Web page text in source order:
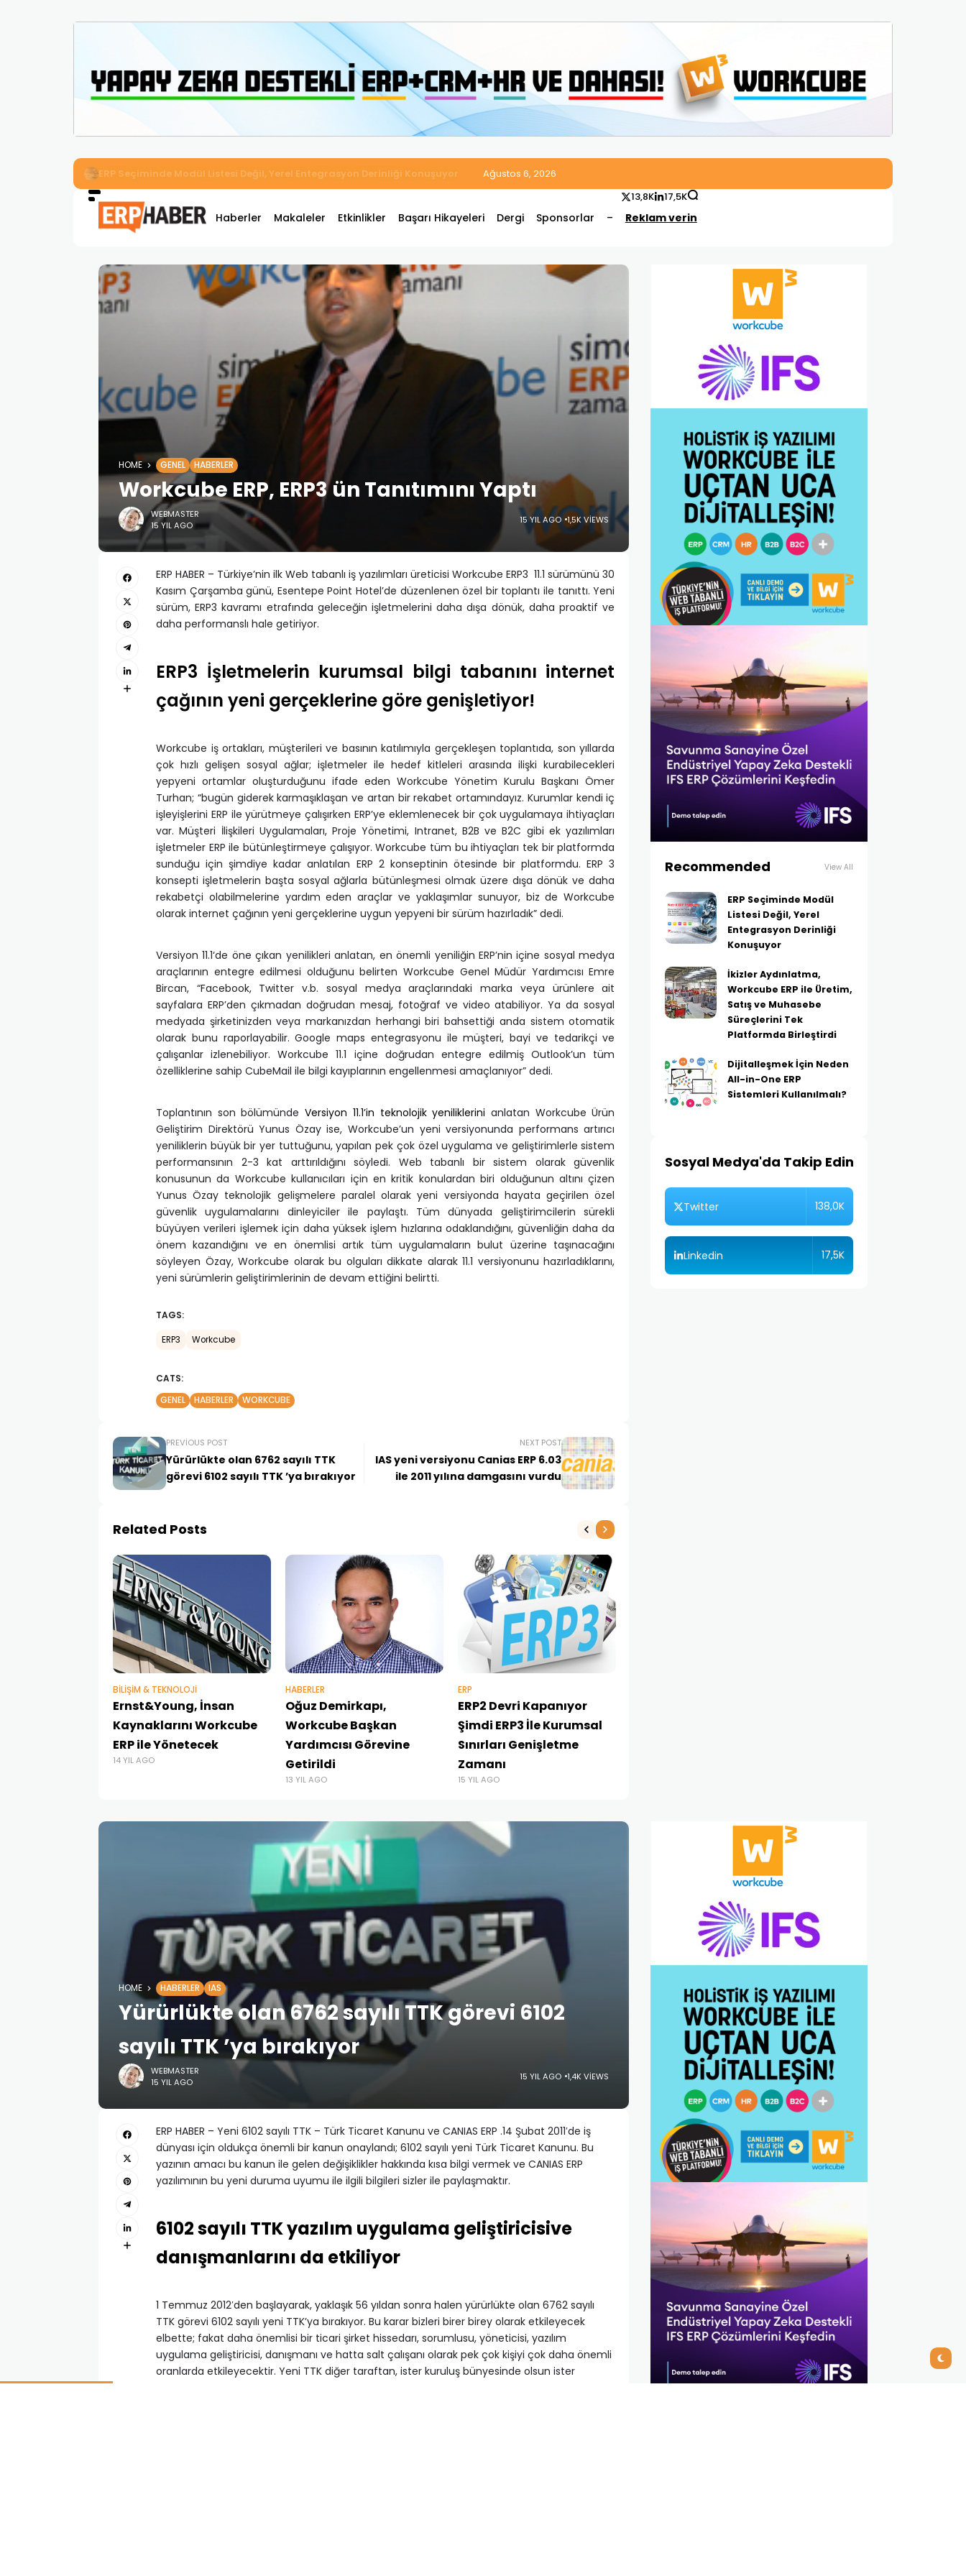
İkizler Aydınlatma, Workcube ERP ile Üretim, Satış ve Muhasebe Süreçlerini Tek Platformda Birleştirdi
Ağustos 6, 2026
Haberler Makaleler Etkinlikler Başarı Hikayeleri Dergi Sponsorlar – Reklam verin
13,8K 17,5K
HOME GENEL HABERLER
Workcube ERP, ERP3 ün Tanıtımını Yaptı
WEBMASTER
15 YIL AGO
15 YIL AGO 1,5K VIEWS
ERP HABER – Türkiye’nin ilk Web tabanlı iş yazılımları üreticisi Workcube ERP3 11.1 sürümünü 30
Kasım Çarşamba günü, Esentepe Point Hotel’de düzenlenen özel bir toplantı ile tanıttı. Yeni
sürüm, ERP3 kavramı etrafında geleceğin işletmelerini daha dışa dönük, daha proaktif ve
daha performanslı hale getiriyor.
ERP3 İşletmelerin kurumsal bilgi tabanını internet
çağının yeni gerçeklerine göre genişletiyor!
Workcube iş ortakları, müşterileri ve basının katılımıyla gerçekleşen toplantıda, son yıllarda
çok hızlı gelişen sosyal ağlar; işletmeler ile hedef kitleleri arasında ilişki kurabilecekleri
yepyeni ortamlar oluşturduğunu ifade eden Workcube Yönetim Kurulu Başkanı Ömer
Turhan; “bugün giderek karmaşıklaşan ve artan bir rekabet ortamındayız. Kurumlar kendi iç
işleyişlerini ERP ile yürütmeye çalışırken ERP’ye eklemlenecek bir çok uygulamaya ihtiyaçları
var. Müşteri İlişkileri Uygulamaları, Proje Yönetimi, Intranet, B2B ve B2C gibi ek yazılımları
işletmeler ERP ile bütünleştirmeye çalışıyor. Workcube tüm bu ihtiyaçları tek bir platformda
sunduğu için şimdiye kadar anlatılan ERP 2 konseptinin ötesinde bir platformdu. ERP 3
konsepti işletmelerin başta sosyal ağlarla bütünleşmesi olmak üzere dışa dönük ve daha
rekabetçi olabilmelerine yardım eden araçlar ve yaklaşımlar sunuyor, biz de Workcube
olarak internet çağının yeni gerçeklerine uygun yepyeni bir sürüm hazırladık” dedi.
Versiyon 11.1‘de öne çıkan yenilikleri anlatan, en önemli yeniliğin ERP’nin içine sosyal medya
araçlarının entegre edilmesi olduğunu belirten Workcube Genel Müdür Yardımcısı Emre
Bircan, “Facebook, Twitter v.b. sosyal medya araçlarındaki marka veya ürünlere ait
sayfalara ERP’den çıkmadan doğrudan mesaj, fotoğraf ve video atabiliyor. Ya da sosyal
medyada şirketinizden veya markanızdan herhangi biri bahsettiği anda sistem otomatik
olarak bunu raporlayabilir. Google maps entegrasyonu ile müşteri, bayi ve tedarikçi ve
çalışanlar izlenebiliyor. Workcube 11.1 içine doğrudan entegre edilmiş Outlook’un tüm
özelliklerine sahip CubeMail ile bilgi kayıplarının engellenmesi amaçlanıyor” dedi.
Toplantının son bölümündeVersiyon 11.1’in teknolojik yeniliklerini anlatan Workcube Ürün
Geliştirim Direktörü Yunus Özay ise, Workcube’un yeni versiyonunda performans artırıcı
yeniliklerin büyük bir yer tuttuğunu, yapılan pek çok özel uygulama ve geliştirimlerle sistem
performansının 2-3 kat arttırıldığını söyledi. Web tabanlı bir sistem olarak güvenlik
konusunun da Workcube kullanıcıları için en kritik konulardan biri olduğunun altını çizen
Yunus Özay teknolojik gelişmelere paralel olarak yeni versiyonda hayata geçirilen özel
güvenlik uygulamalarını dinleyiciler ile paylaştı. Tüm dünyada geliştirimcilerin sürekli
büyüyen verileri işlemek için daha yüksek işlem hızlarına odaklandığını, güvenliğin daha da
önem kazandığını ve en önemlisi artık tüm uygulamaların bulut üzerine taşınacağını
söyleyen Özay, Workcube olarak bu olguları dikkate alarak 11.1 versiyonunu hazırladıklarını,
yeni sürümlerin geliştirimlerinin de devam ettiğini belirtti.
TAGS:
ERP3 Workcube
CATS:
GENEL
HABERLER WORKCUBE
PREVIOUS POST
Yürürlükte olan 6762 sayılı TTK
görevi 6102 sayılı TTK ’ya bırakıyor
NEXT POST
IAS yeni versiyonu Canias ERP 6.03
ile 2011 yılına damgasını vurdu
Related Posts
BILIŞIM & TEKNOLOJI
Ernst&Young, İnsan
Kaynaklarını Workcube
ERP ile Yönetecek
14 YIL AGO
HABERLER
Oğuz Demirkapı,
Workcube Başkan
Yardımcısı Görevine
Getirildi
13 YIL AGO
ERP
ERP2 Devri Kapanıyor
Şimdi ERP3 İle Kurumsal
Sınırları Genişletme
Zamanı
15 YIL AGO
Recommended View All
ERP Seçiminde Modül
Listesi Değil, Yerel
Entegrasyon Derinliği
Konuşuyor
İkizler Aydınlatma,
Workcube ERP ile Üretim,
Satış ve Muhasebe
Süreçlerini Tek
Platformda Birleştirdi
Dijitalleşmek İçin Neden
All-in-One ERP
Sistemleri Kullanılmalı?
Sosyal Medya'da Takip Edin
Twitter 138,0K
Linkedin 17,5K
HOME HABERLER IAS
Yürürlükte olan 6762 sayılı TTK görevi 6102
sayılı TTK ’ya bırakıyor
WEBMASTER
15 YIL AGO
15 YIL AGO 1,4K VIEWS
ERP HABER – Yeni 6102 sayılı TTK – Türk Ticaret Kanunu ve CANIAS ERP .14 Şubat 2011′de iş
dünyası için oldukça önemli bir kanun onaylandı; 6102 sayılı yeni Türk Ticaret Kanunu. Bu
yazının amacı bu kanun ile gelen değişiklikler hakkında kısa bilgi vermek ve CANIAS ERP
yazılımının bu yeni duruma uyumu ile ilgili bilgileri sizler ile paylaşmaktır.
6102 sayılı TTK yazılım uygulama geliştiricisive
danışmanlarını da etkiliyor
1 Temmuz 2012′den başlayarak, yaklaşık 56 yıldan sonra halen yürürlükte olan 6762 sayılı
TTK görevi 6102 sayılı yeni TTK’ya bırakıyor. Bu karar bizleri birer birey olarak etkileyecek
elbette; fakat daha önemlisi bir ticari şirket hissedarı, sorumlusu, yöneticisi, yazılım
uygulama geliştiricisi, danışmanı ve hatta salt çalışanı olarak pek çok kişiyi çok daha önemli
oranlarda etkileyecektir. Yeni TTK diğer taraftan, ister kuruluş bünyesinde olsun ister